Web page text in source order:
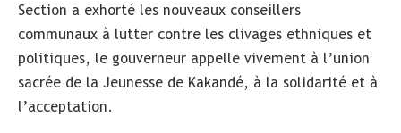
Section a exhorté les nouveaux conseillers
communaux à lutter contre les clivages ethniques et
politiques, le gouverneur appelle vivement à l’union
sacrée de la Jeunesse de Kakandé, à la solidarité et à
l’acceptation.